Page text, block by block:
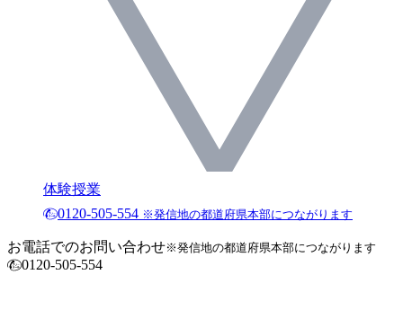
体験授業
0120-505-554 ※発信地の都道府県本部につながります
お電話でのお問い合わせ※発信地の都道府県本部につながります
0120-505-554